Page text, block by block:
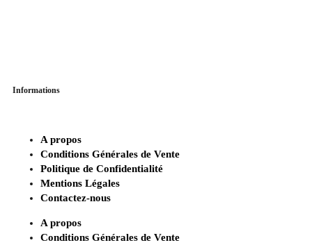
Informations
A propos
Conditions Générales de Vente
Politique de Confidentialité
Mentions Légales
Contactez-nous
A propos
Conditions Générales de Vente